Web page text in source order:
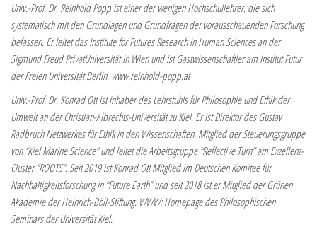
Univ.-Prof. Dr. Reinhold Popp ist einer der wenigen Hochschullehrer, die sich
systematisch mit den Grundlagen und Grundfragen der vorausschauenden Forschung
befassen. Er leitet das Institute for Futures Research in Human Sciences an der
Sigmund Freud PrivatUniversität in Wien und ist Gastwissenschaftler am Institut Futur
der Freien Universität Berlin. www.reinhold-popp.at
Univ.-Prof. Dr. Konrad Ott ist Inhaber des Lehrstuhls für Philosophie und Ethik der
Umwelt an der Christian-Albrechts-Universität zu Kiel. Er ist Direktor des Gustav
Radbruch Netzwerkes für Ethik in den Wissenschaften, Mitglied der Steuerungsgruppe
von “Kiel Marine Science” und leitet die Arbeitsgruppe “Reflective Turn” am Exzellenz-
Cluster “ROOTS”. Seit 2019 ist Konrad Ott Mitglied im Deutschen Komitee für
Nachhaltigkeitsforschung in “Future Earth” und seit 2018 ist er Mitglied der Grünen
Akademie der Heinrich-Böll-Stiftung. WWW: Homepage des Philosophischen
Seminars der Universität Kiel.